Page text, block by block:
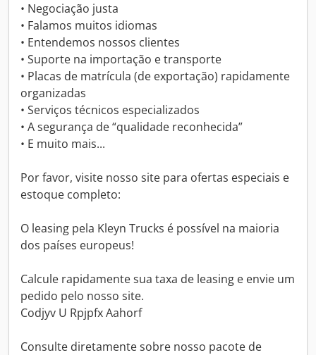
• Negociação justa
• Falamos muitos idiomas
• Entendemos nossos clientes
• Suporte na importação e transporte
• Placas de matrícula (de exportação) rapidamente
organizadas
• Serviços técnicos especializados
• A segurança de “qualidade reconhecida”
• E muito mais...
Por favor, visite nosso site para ofertas especiais e
estoque completo:
O leasing pela Kleyn Trucks é possível na maioria
dos países europeus!
Calcule rapidamente sua taxa de leasing e envie um
pedido pelo nosso site.
Codjyv U Rpjpfx Aahorf
Consulte diretamente sobre nosso pacote de